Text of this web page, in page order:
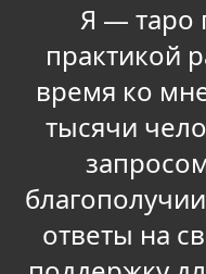
Я — таро
практикой
время ко
тысячи
ответы на